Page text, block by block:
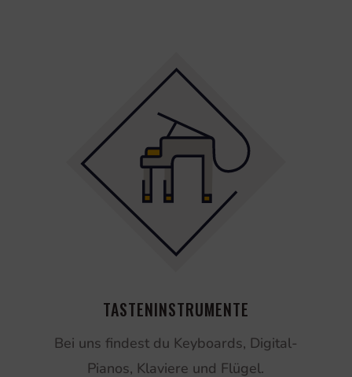
TASTENINSTRUMENTE
Bei uns findest du Keyboards, Digital-
Pianos, Klaviere und Flügel.